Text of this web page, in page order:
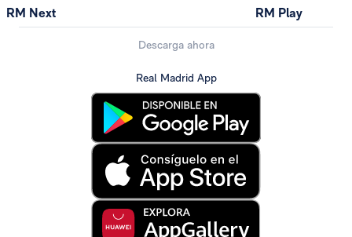
RM Next RM Play
Descarga ahora
Real Madrid App